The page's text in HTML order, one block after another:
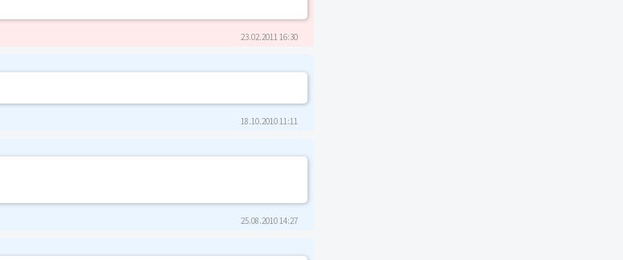
23.02.2011 16:30
18.10.2010 11:11
25.08.2010 14:27